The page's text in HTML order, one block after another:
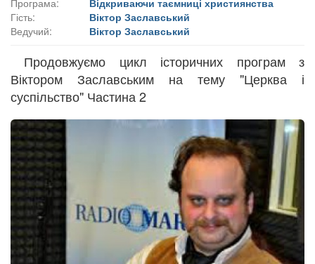
Гість:
Віктор Заславський
Ведучий:
Віктор Заславський
Продовжуємо цикл історичних програм з
Віктором Заславським на тему "Церква і
суспільство" Частина 2